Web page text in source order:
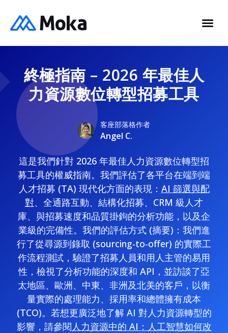
終極指南 – 2026 年最佳人
力資源數位轉型招募工具
客座部落格作者
Angel C.
這是我們針對 2026 年最佳人力資源數位轉型招
募工具的權威指南。我們評估了各平台在端到端
人才招募 (TA) 現代化方面的表現： AI 篩選與配
對、全通路互動、結構化招募、CRM 級人才
庫、與招募速度和品質掛鉤的分析功能，以及企
業級的完備性。我們的評估方式 (摘要)：我們進
行了從尋源到錄取 (sourcing-to-offer) 的實際工
作流程測試，驗證了招募人員和用人主管的易用
性，檢視了分析功能的深度和 API，並訪談了亞
太地區、歐洲、中東、非洲及北美的客戶，以衡
量實際的處理能力、採用率和總體擁有成本
(TCO)。若想更廣泛地了解 AI 對人力資源轉型的
影響，請參閱人力資源中的 AI：人工智慧如何改